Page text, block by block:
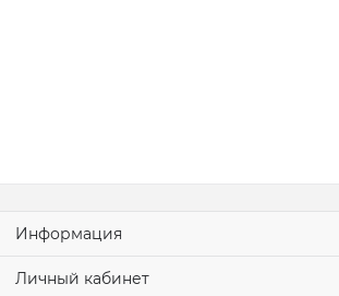
Информация
Личный кабинет